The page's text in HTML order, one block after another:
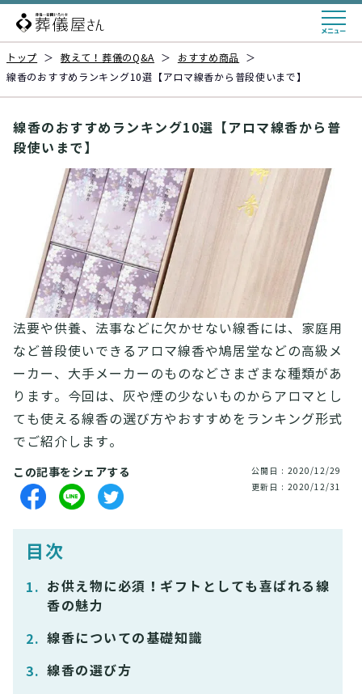
トップ ＞ 教えて！葬儀のQ&A ＞ おすすめ商品
＞
線香のおすすめランキング10選【アロマ線香から普段使いまで】
線香のおすすめランキング10選【アロマ線香から普
段使いまで】
法要や供養、法事などに欠かせない線香には、家庭用
など普段使いできるアロマ線香や鳩居堂などの高級メ
ーカー、大手メーカーのものなどさまざまな種類があ
ります。今回は、灰や煙の少ないものからアロマとし
ても使える線香の選び方やおすすめをランキング形式
でご紹介します。
この記事をシェアする
公開日 : 2020/12/29
更新日 : 2020/12/31
目次
お供え物に必須！ギフトとしても喜ばれる線
香の魅力
線香についての基礎知識
線香の選び方